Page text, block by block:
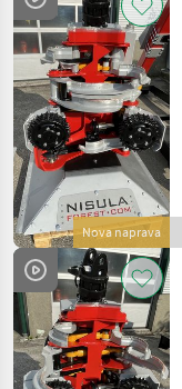
Nova naprava